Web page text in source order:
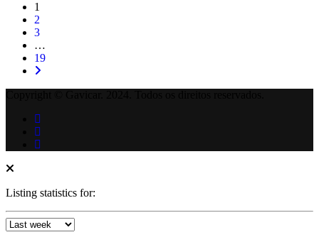
1
2
3
…
19
Listing statistics for: